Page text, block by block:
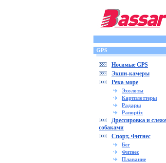
GPS
Носимые GPS
Экшн-камеры
Река-море
Эхолоты
Картплоттеры
Радары
Panoptix
Дрессировка и
собаками
Спорт, Фитнес
Бег
Фитнес
Плавание